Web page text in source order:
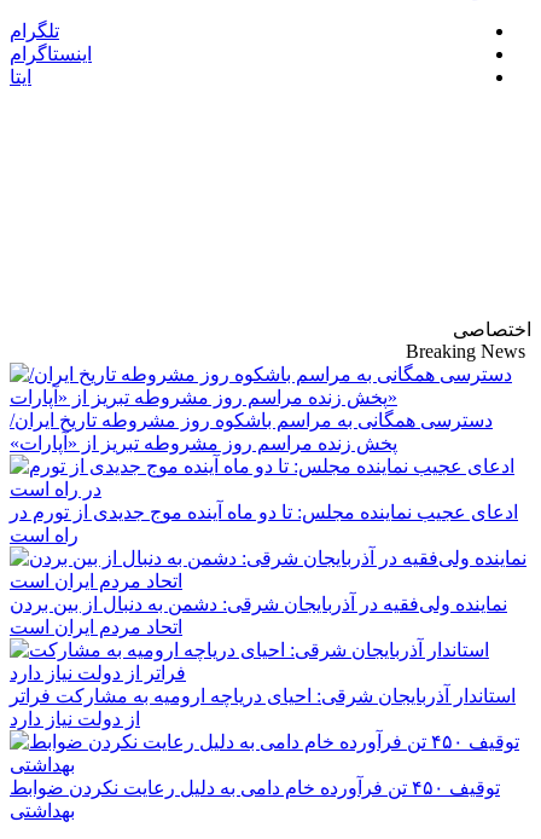
تلگرام
اینستاگرام
ایتا
اختصاصی
Breaking News
دسترسی همگانی به مراسم باشکوه روز مشروطه تاریخ ایران/
پخش زنده مراسم روز مشروطه تبریز از «آپارات»
ادعای عجیب نماینده مجلس: تا دو ماه آینده موج جدیدی از تورم در
راه است
نماینده ولی‌فقیه در آذربایجان شرقی: دشمن به دنبال از بین بردن
اتحاد مردم ایران است
استاندار آذربایجان شرقی: احیای دریاچه ارومیه به مشارکت فراتر
از دولت نیاز دارد
توقیف ۴۵۰ تن فرآورده خام دامی به دلیل رعایت نکردن ضوابط
بهداشتی